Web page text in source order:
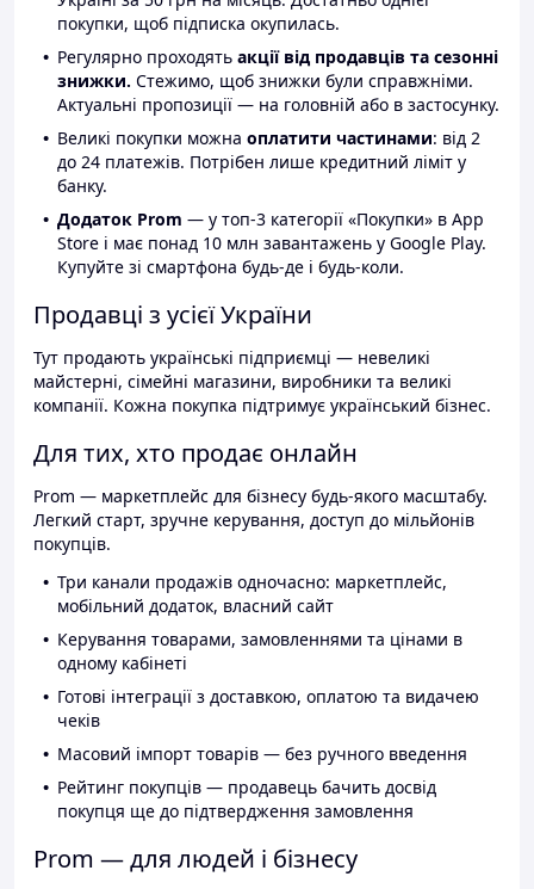
покупки, щоб підписка окупилась.
Регулярно проходять акції від продавців та сезонні
знижки. Стежимо, щоб знижки були справжніми.
Актуальні пропозиції — на головній або в застосунку.
Великі покупки можна оплатити частинами: від 2
до 24 платежів. Потрібен лише кредитний ліміт у
банку.
Додаток Prom — у топ-3 категорії «Покупки» в App
Store і має понад 10 млн завантажень у Google Play.
Купуйте зі смартфона будь-де і будь-коли.
Продавці з усієї України
Тут продають українські підприємці — невеликі
майстерні, сімейні магазини, виробники та великі
компанії. Кожна покупка підтримує український бізнес.
Для тих, хто продає онлайн
Prom — маркетплейс для бізнесу будь-якого масштабу.
Легкий старт, зручне керування, доступ до мільйонів
покупців.
Три канали продажів одночасно: маркетплейс,
мобільний додаток, власний сайт
Керування товарами, замовленнями та цінами в
одному кабінеті
Готові інтеграції з доставкою, оплатою та видачею
чеків
Масовий імпорт товарів — без ручного введення
Рейтинг покупців — продавець бачить досвід
покупця ще до підтвердження замовлення
Prom — для людей і бізнесу